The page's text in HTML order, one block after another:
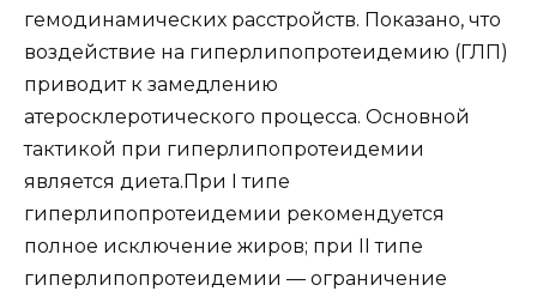
гемодинамических расстройств. Показано, что
воздействие на гиперлипопротеидемию (ГЛП)
приводит к замедлению
атеросклеротического процесса. Основной
тактикой при гиперлипопротеидемии
является диета.При I типе
гиперлипопротеидемии рекомендуется
полное исключение жиров; при II типе
гиперлипопротеидемии — ограничение